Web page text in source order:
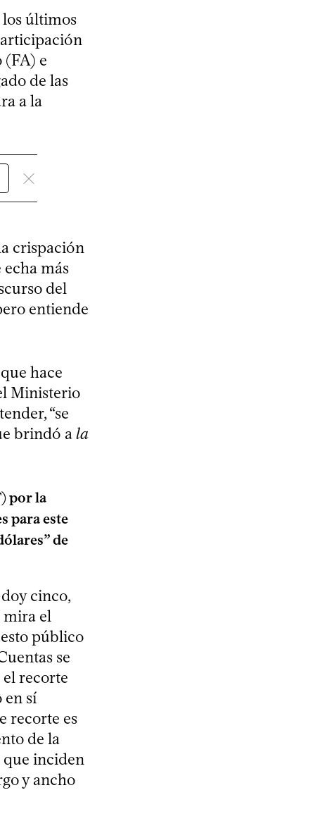
los últimos
e
de las
a la
crispación
más
del
entiende
hace
Ministerio
“se
brindó ala
por la
para este
de
doy cinco,
mira el
público
se
recorte
en sí
recorte es
de la
que inciden
y ancho